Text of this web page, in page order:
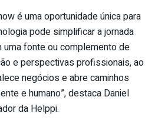
é uma oportunidade única para
pode simplificar a jornada
fonte ou complemento de
e perspectivas profissionais, ao
negócios e abre caminhos
e humano”, destaca Daniel
da Helppi.